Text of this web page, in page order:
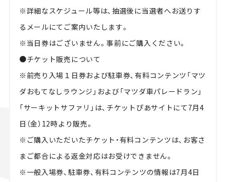
※詳細なスケジュール等は、抽選後に当選者へお送りす
るメールにてご案内いたします。
※当日券はございません。事前にご購入ください。
●チケット販売について
※前売り入場１日券および駐車券、有料コンテンツ「マツ
ダおもてなしラウンジ」および「マツダ車パレードラン」
「サーキットサファリ」は、チケットぴあサイトにて7月4
日（金）12時より販売。
※ご購入いただいたチケット・有料コンテンツは、お客さ
まご都合による返金対応はお受けできません。
※一般入場券、駐車券、有料コンテンツの情報は7月4日